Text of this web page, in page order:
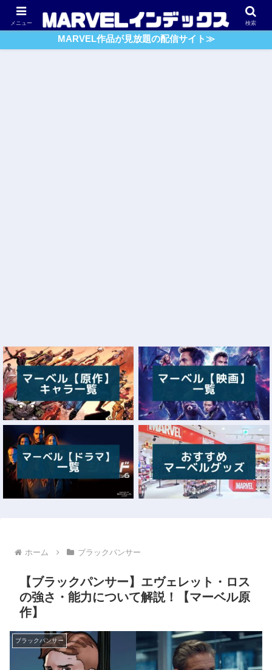
アベンジャーズ スパイダーマン ガーディアンズ・O・G
MARVEL作品が見放題の配信サイト≫
ホーム ブラックパンサー
【ブラックパンサー】エヴェレット・ロス
の強さ・能力について解説！【マーベル原
作】
ブラックパンサー
メニュー 検索